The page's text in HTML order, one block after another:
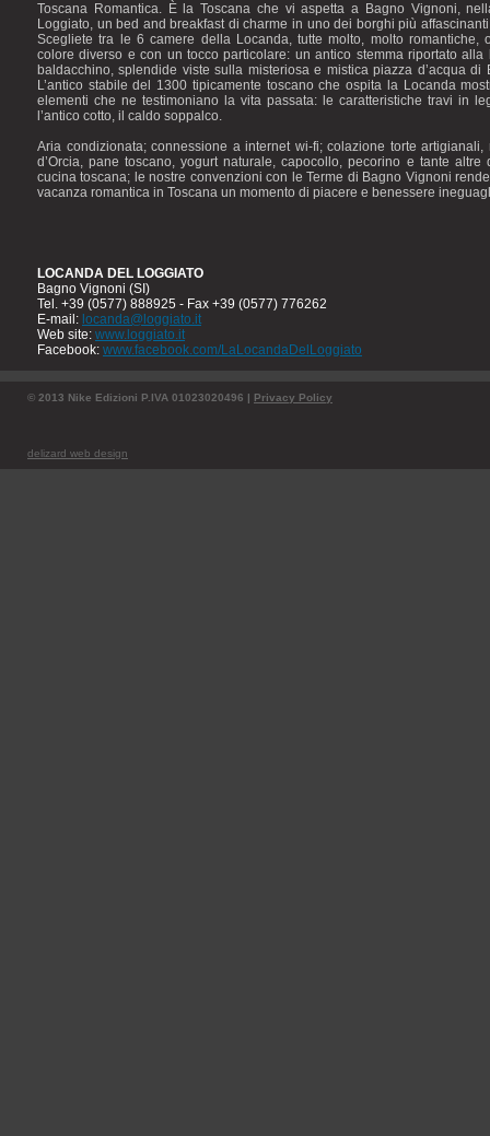
Toscana Romantica. È la Toscana che vi aspetta a Bagno Vignoni,
Loggiato, un bed and breakfast di charme in uno dei borghi più
Scegliete tra le 6 camere della Locanda, tutte molto, molto romantiche,
colore diverso e con un tocco particolare: un antico stemma riportato alla
baldacchino, splendide viste sulla misteriosa e mistica piazza d’acqua di
L’antico stabile del 1300 tipicamente toscano che ospita la Locanda
elementi che ne testimoniano la vita passata: le caratteristiche travi in
l’antico cotto, il caldo soppalco.
Aria condizionata; connessione a internet wi-fi; colazione torte artigianali,
d’Orcia, pane toscano, yogurt naturale, capocollo, pecorino e tante altre
cucina toscana; le nostre convenzioni con le Terme di Bagno Vignoni
vacanza romantica in Toscana un momento di piacere e benessere
LOCANDA DEL LOGGIATO
Bagno Vignoni (SI)
Tel. +39 (0577) 888925 - Fax +39 (0577) 776262
E-mail: locanda@loggiato.it
Web site: www.loggiato.it
Facebook: www.facebook.com/LaLocandaDelLoggiato
© 2013 Nike Edizioni P.IVA 01023020496 | Privacy Policy
delizard web design